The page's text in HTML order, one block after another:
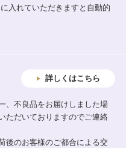
入れていただきますと自動的
詳しくはこちら
、不良品をお届けしました場
ただいておりますのでご連絡
後のお客様のご都合による交